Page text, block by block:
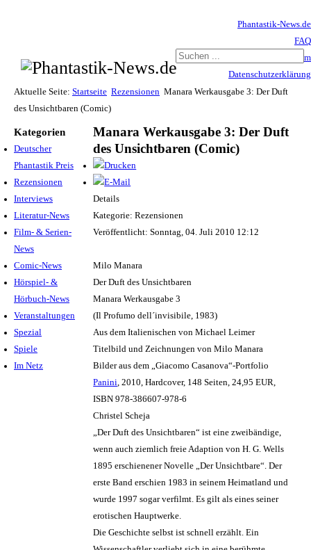
Phantastik-News.de
FAQ
Impressum
Datenschutzerklärung
Haftungsausschluss
Aktuelle Seite: Startseite Rezensionen Manara Werkausgabe 3: Der Duft
des Unsichtbaren (Comic)
Kategorien
Deutscher
Phantastik Preis
Rezensionen
Interviews
Literatur-News
Film- & Serien-
News
Comic-News
Hörspiel- &
Hörbuch-News
Veranstaltungen
Spezial
Spiele
Im Netz
Manara Werkausgabe 3: Der Duft
des Unsichtbaren (Comic)
Details
Kategorie: Rezensionen
Veröffentlicht: Sonntag, 04. Juli 2010 12:12
Milo Manara
Der Duft des Unsichtbaren
Manara Werkausgabe 3
(Il Profumo dell´invisibile, 1983)
Aus dem Italienischen von Michael Leimer
Titelbild und Zeichnungen von Milo Manara
Bilder aus dem „Giacomo Casanova“-Portfolio
Panini , 2010, Hardcover, 148 Seiten, 24,95 EUR,
ISBN 978-386607-978-6
Christel Scheja
„Der Duft des Unsichtbaren“ ist eine zweibändige,
wenn auch ziemlich freie Adaption von H. G. Wells
1895 erschienener Novelle „Der Unsichtbare“. Der
erste Band erschien 1983 in seinem Heimatland und
wurde 1997 sogar verfilmt. Es gilt als eines seiner
erotischen Hauptwerke.
Die Geschichte selbst ist schnell erzählt. Ein